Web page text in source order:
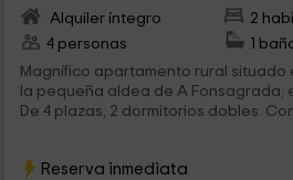
Alquiler íntegro
2
4 personas
1
Magnífico apartamento rural situado
la pequeña aldea de A Fonsagrada,
De 4 plazas, 2 dormitorios dobles.
movilidad reducida o personas
muy bien cuidado y arbolado,
Reserva inmediata